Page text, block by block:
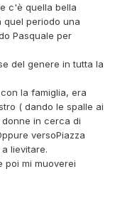
c'è quella bella
quel periodo una
Pasquale per
del genere in tutta la
la famiglia, era
( dando le spalle ai
in cerca di
versoPiazza
lievitare.
poi mi muoverei